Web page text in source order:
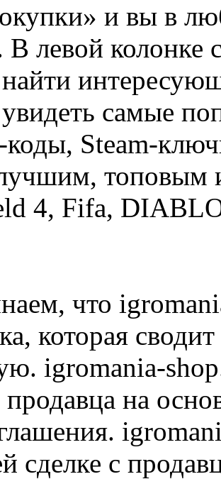
и вы в
В левой
самые
коды, Steam-
топовым
4, Fifa,
что
которая
igromania-
продавца на
сделке с